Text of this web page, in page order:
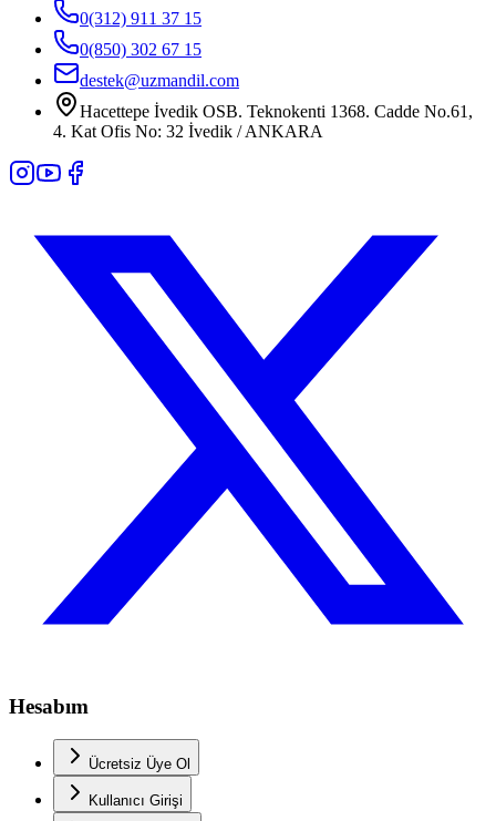
0(312) 911 37 15
0(850) 302 67 15
destek@uzmandil.com
Hacettepe İvedik OSB. Teknokenti 1368. Cadde No.61,
4. Kat Ofis No: 32 İvedik / ANKARA
Hesabım
Ücretsiz Üye Ol
Kullanıcı Girişi